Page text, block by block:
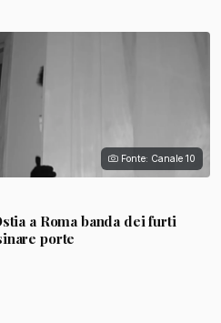
Fonte: Canale 10
a Roma banda dei furti
porte